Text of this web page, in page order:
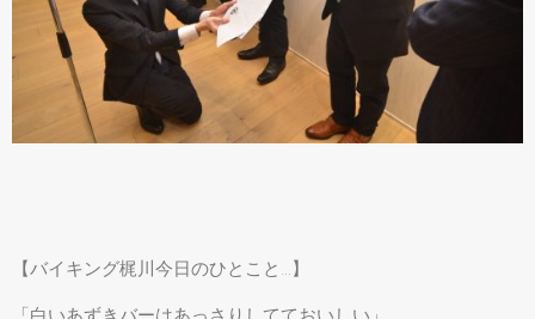
【バイキング梶川今日のひとこと…】